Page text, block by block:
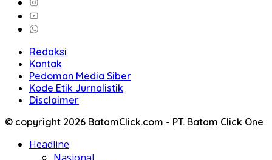
Redaksi
Kontak
Pedoman Media Siber
Kode Etik Jurnalistik
Disclaimer
© copyright 2026 BatamClick.com - PT. Batam Click One
Headline